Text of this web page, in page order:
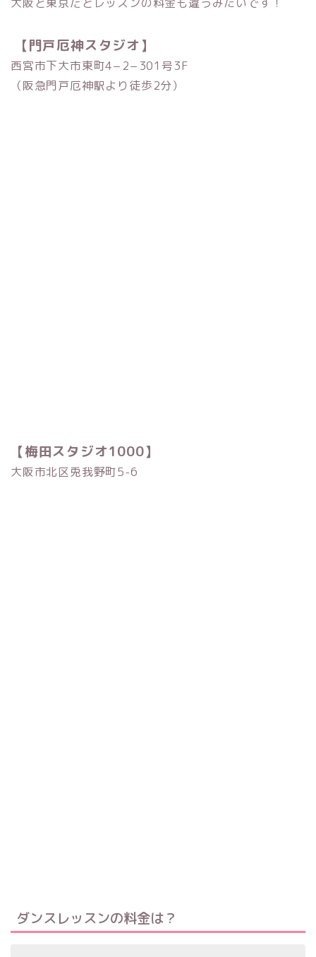
【門戸厄神スタジオ】
西宮市下大市東町4−2−301号3F
（阪急門戸厄神駅より徒歩2分）
【梅田スタジオ1000】
大阪市北区兎我野町5-6
ダンスレッスンの料金は？